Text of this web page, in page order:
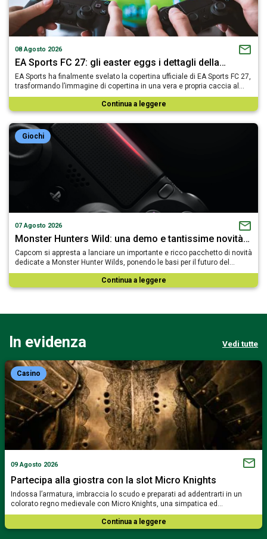
08 Agosto 2026
EA Sports FC 27: gli easter eggs i dettagli della…
EA Sports ha finalmente svelato la copertina ufficiale di EA Sports FC 27,
trasformando l’immagine di copertina in una vera e propria caccia al…
Continua a leggere
Giochi
07 Agosto 2026
Monster Hunters Wild: una demo e tantissime novità…
Capcom si appresta a lanciare un importante e ricco pacchetto di novità
dedicate a Monster Hunter Wilds, ponendo le basi per il futuro del…
Continua a leggere
In evidenza Vedi tutte
Casino
09 Agosto 2026
Partecipa alla giostra con la slot Micro Knights
Indossa l’armatura, imbraccia lo scudo e preparati ad addentrarti in un
colorato regno medievale con Micro Knights, una simpatica ed…
Continua a leggere